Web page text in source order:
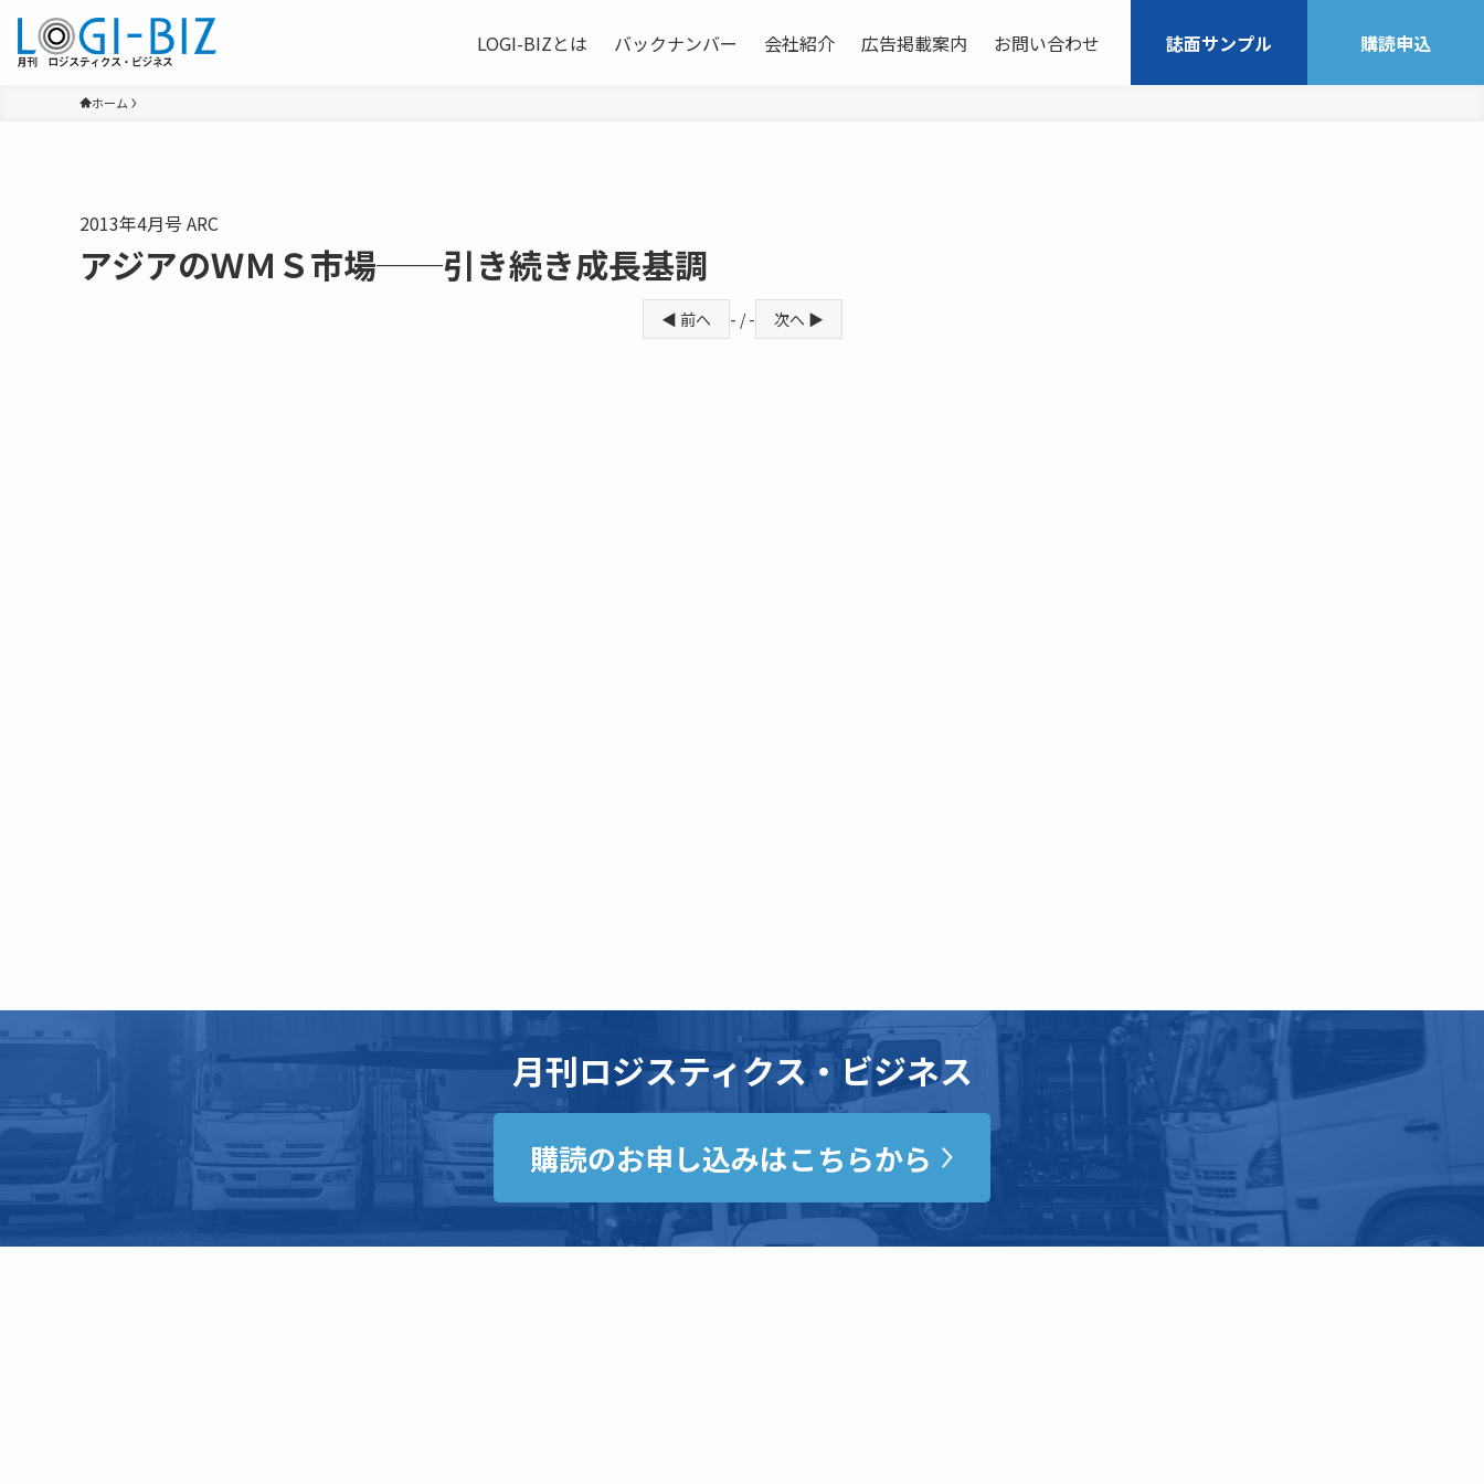
LOGI-BIZとは バックナンバー 会社紹介 広告掲載案内 お問い合わせ 誌面サンプル 購読申込
ホーム
2013年4月号 ARC
アジアのＷＭＳ市場──引き続き成長基調
◀ 前へ - / - 次へ ▶
月刊ロジスティクス・ビジネス
購読のお申し込みはこちらから